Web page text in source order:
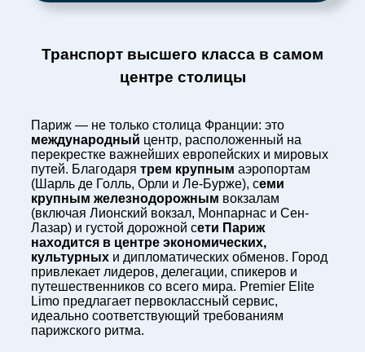
Транспорт высшего класса в самом
центре столицы
Париж — не только столица Франции: это
международный центр, расположенный на
перекрестке важнейших европейских и мировых
путей. Благодаря трем крупным аэропортам
(Шарль де Голль, Орли и Ле-Бурже), семи
крупным железнодорожным вокзалам
(включая Лионский вокзал, Монпарнас и Сен-
Лазар) и густой дорожной сети Париж
находится в центре экономических,
культурных и дипломатических обменов. Город
привлекает лидеров, делегации, спикеров и
путешественников со всего мира. Premier Elite
Limo предлагает первоклассный сервис,
идеально соответствующий требованиям
парижского ритма.